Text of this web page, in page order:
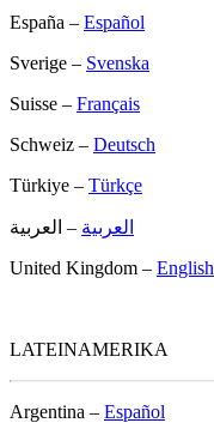
España – Español
Sverige – Svenska
Suisse – Français
Schweiz – Deutsch
Türkiye – Türkçe
العربية – العربية
United Kingdom – English
LATEINAMERIKA
Argentina – Español